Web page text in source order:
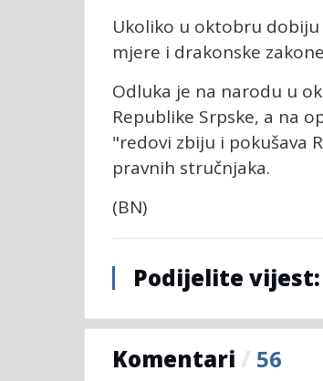
Ukoliko u oktobru dobiju
mjere i drakonske
Odluka je na narodu u
Republike Srpske, a na
"redovi zbiju i pokušava
pravnih stručnjaka.
(BN)
Podijelite vijest:
Komentari / 56